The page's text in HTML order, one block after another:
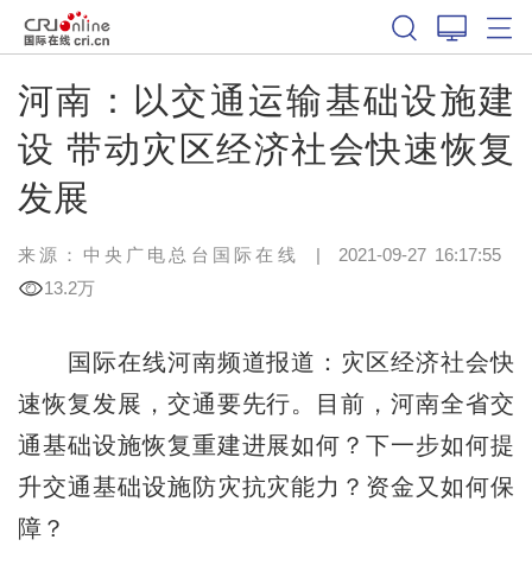
河南：以交通运输基础设施建
设 带动灾区经济社会快速恢复
发展
来源：中央广电总台国际在线 | 2021-09-27 16:17:55
13.2万
国际在线河南频道报道：灾区经济社会快
速恢复发展，交通要先行。目前，河南全省交
通基础设施恢复重建进展如何？下一步如何提
升交通基础设施防灾抗灾能力？资金又如何保
障？